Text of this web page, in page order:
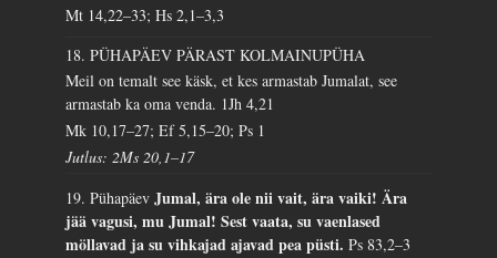
Mt 14,22–33; Hs 2,1–3,3
18. PÜHAPÄEV PÄRAST KOLMAINUPÜHA
Meil on temalt see käsk, et kes armastab Jumalat, see
armastab ka oma venda. 1Jh 4,21
Mk 10,17–27; Ef 5,15–20; Ps 1
Jutlus: 2Ms 20,1–17
19. PühapäevJumal, ära ole nii vait, ära vaiki! Ära
jää vagusi, mu Jumal! Sest vaata, su vaenlased
möllavad ja su vihkajad ajavad pea püsti.Ps 83,2–3